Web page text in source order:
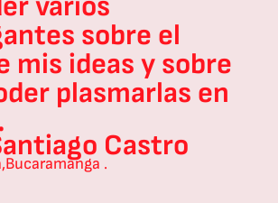
de lectura,
encuentro alrededor
palabra. Awasca fue
enorme logro; y más
logro personal e
lo viví como una